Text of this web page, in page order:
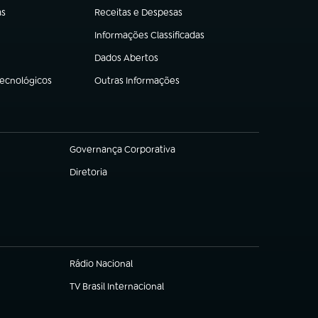
Receitas e Despesas
(abre em nova aba)
Informações Classificadas
(abre em nova aba)
Dados Abertos
(abre em nova aba)
Outras Informações
(abre em nova aba)
Governança Corporativa
(abre em nova aba)
Diretoria
(abre em nova aba)
Rádio Nacional
TV Brasil Internacional
(abre em nova aba)